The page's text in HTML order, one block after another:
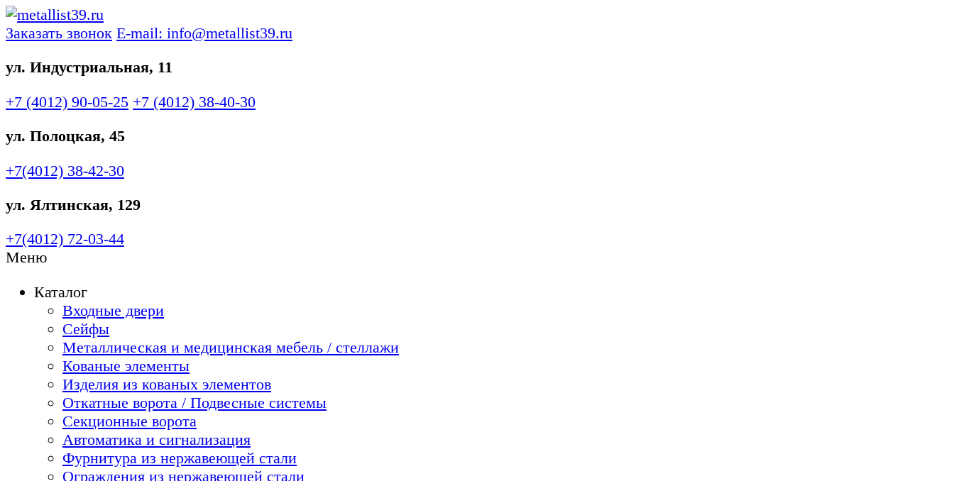
Заказать звонок E-mail: info@metallist39.ru
ул. Индустриальная, 11
+7 (4012) 90-05-25 +7 (4012) 38-40-30
ул. Полоцкая, 45
+7(4012) 38-42-30
ул. Ялтинская, 129
+7(4012) 72-03-44
Меню
Каталог
Входные двери
Сейфы
Металлическая и медицинская мебель / стеллажи
Кованые элементы
Изделия из кованых элементов
Откатные ворота / Подвесные системы
Секционные ворота
Автоматика и сигнализация
Фурнитура из нержавеющей стали
Ограждения из нержавеющей стали